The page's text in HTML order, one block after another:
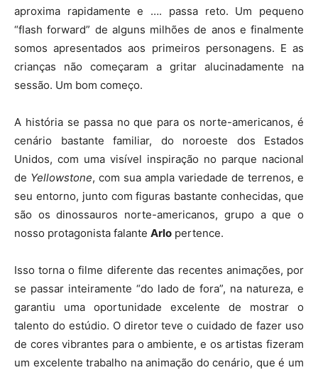
aproxima rapidamente e …. passa reto. Um pequeno
“flash forward” de alguns milhões de anos e finalmente
somos apresentados aos primeiros personagens. E as
crianças não começaram a gritar alucinadamente na
sessão. Um bom começo.
A história se passa no que para os norte-americanos, é
cenário bastante familiar, do noroeste dos Estados
Unidos, com uma visível inspiração no parque nacional
de Yellowstone, com sua ampla variedade de terrenos, e
seu entorno, junto com figuras bastante conhecidas, que
são os dinossauros norte-americanos, grupo a que o
nosso protagonista falante Arlo pertence.
Isso torna o filme diferente das recentes animações, por
se passar inteiramente “do lado de fora”, na natureza, e
garantiu uma oportunidade excelente de mostrar o
talento do estúdio. O diretor teve o cuidado de fazer uso
de cores vibrantes para o ambiente, e os artistas fizeram
um excelente trabalho na animação do cenário, que é um